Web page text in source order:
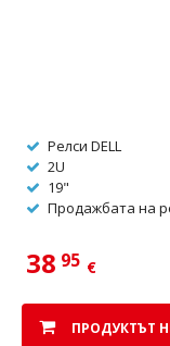
Релси DELL
2U
19"
Продажбата на
3895 €
ПРОДУКТЪТ